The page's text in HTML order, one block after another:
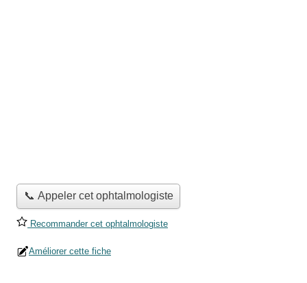
📞 Appeler cet ophtalmologiste
Recommander cet ophtalmologiste
Améliorer cette fiche